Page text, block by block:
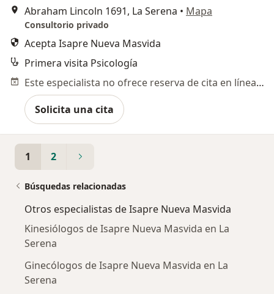
Abraham Lincoln 1691, La Serena • Mapa
Consultorio privado
Acepta Isapre Nueva Masvida
Primera visita Psicología
Este especialista no ofrece reserva de cita en línea en esta dirección.
Solicita una cita
1 2
Búsquedas relacionadas
Otros especialistas de Isapre Nueva Masvida
Kinesiólogos de Isapre Nueva Masvida en La
Serena
Ginecólogos de Isapre Nueva Masvida en La
Serena